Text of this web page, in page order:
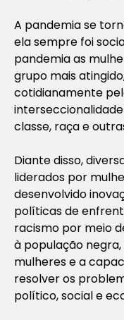
A pandemia se
ela sempre foi
pandemia as
grupo mais
cotidianamente
classe, raça e
Diante disso,
liderados por
desenvolvido
políticas de
racismo por meio
à população
mulheres e a
resolver os
político, social e